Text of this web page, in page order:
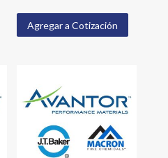
Agregar a Cotización